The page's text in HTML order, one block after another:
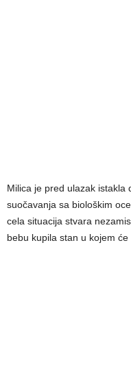
Milica je pred ulazak
suočavanja sa biološkim
cela situacija stvara
bebu kupila stan u kojem će